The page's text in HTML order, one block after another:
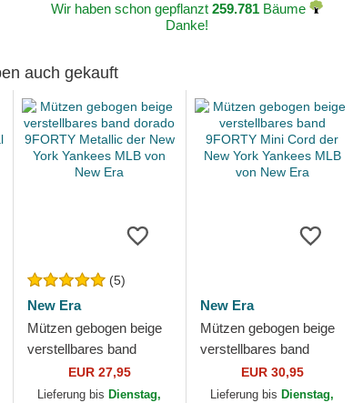
Wir haben schon gepflanzt 259.781Bäume
Danke!
auch gekauft
(5)
New Era
Mützen gebogen beige
verstellbares band
dorado 9FORTY
Metallic der New York
EUR 27,95
Lieferung bis Dienstag,
New Era
Mützen gebogen beige
verstellbares band
9FORTY Mini Cord der
New York Yankees
EUR 30,95
Lieferung bis Dienstag,